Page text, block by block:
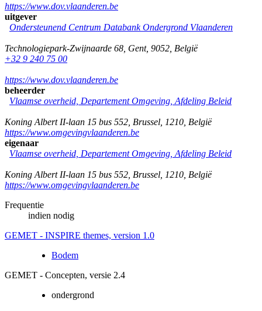
https://www.dov.vlaanderen.be
uitgever
Ondersteunend Centrum Databank Ondergrond Vlaanderen
Technologiepark-Zwijnaarde 68 Gent, 9052 België
+32 9 240 75 00
https://www.dov.vlaanderen.be
beheerder
Vlaamse overheid, Departement Omgeving, Afdeling Beleid
Koning Albert II-laan 15 bus 552 Brussel 1210 België
https://www.omgevingvlaanderen.be
eigenaar
Vlaamse overheid, Departement Omgeving, Afdeling Beleid
Koning Albert II-laan 15 bus 552 Brussel 1210 België
https://www.omgevingvlaanderen.be
Frequentie
indien nodig
GEMET - INSPIRE themes, version 1.0
Bodem
GEMET - Concepten, versie 2.4
ondergrond